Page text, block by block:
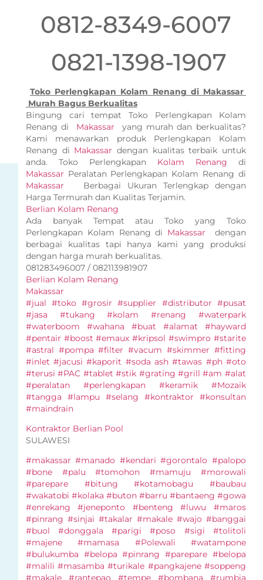
0812-8349-6007
0821-1398-1907
Toko Perlengkapan Kolam Renang di Makassar
Murah Bagus Berkualitas
Bingung cari tempat Toko Perlengkapan Kolam
Renang di Makassar yang murah dan berkualitas?
Kami menawarkan produk Perlengkapan Kolam
Renang di Makassar dengan kualitas terbaik untuk
anda. Toko Perlengkapan Kolam Renang di
Makassar Peralatan Perlengkapan Kolam Renang di
Makassar Berbagai Ukuran Terlengkap dengan
Harga Termurah dan Kualitas Terjamin.
Berlian Kolam Renang
Ada banyak Tempat atau Toko yang Toko
Perlengkapan Kolam Renang di Makassar dengan
berbagai kualitas tapi hanya kami yang produksi
dengan harga murah berkualitas.
081283496007 / 082113981907
Berlian Kolam Renang
Makassar
#jual #toko #grosir #supplier #distributor #pusat
#jasa #tukang #kolam #renang #waterpark
#waterboom #wahana #buat #alamat #hayward
#pentair #boost #emaux #kripsol #swimpro #starite
#astral #pompa #filter #vacum #skimmer #fitting
#inlet #jacusi #kaporit #soda ash #tawas #ph #oto
#terusi #PAC #tablet #stik #grating #grill #am #alat
#peralatan #perlengkapan #keramik #Mozaik
#tangga #lampu #selang #kontraktor #konsultan
#maindrain
Kontraktor Berlian Pool
SULAWESI
#makassar #manado #kendari #gorontalo #palopo
#bone #palu #tomohon #mamuju #morowali
#parepare #bitung #kotamobagu #baubau
#wakatobi #kolaka #buton #barru #bantaeng #gowa
#enrekang #jeneponto #benteng #luwu #maros
#pinrang #sinjai #takalar #makale #wajo #banggai
#buol #donggala #parigi #poso #sigi #tolitoli
#majene #mamasa #Polewali #watampone
#bulukumba #belopa #pinrang #parepare #belopa
#malili #masamba #turikale #pangkajene #soppeng
#makale #rantepao #tempe #bombana #rumbia